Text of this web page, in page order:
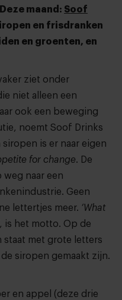
maand: Soof
en frisdranken
en groenten, en
ziet onder
niet alleen een
ook een beweging
noemt Soof Drinks
is er naar eigen
for change. De
naar een
Geen
lettertjes meer. ‘What
, is het motto. Op de
met grote letters
siropen gemaakt zijn.
en appel (deze drie